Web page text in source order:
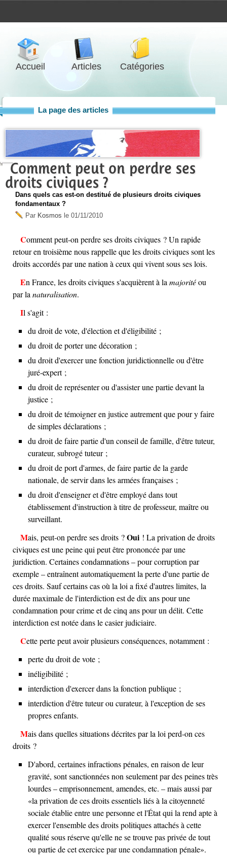
Accueil Articles Catégories
La page des articles
Comment peut on perdre ses
droits civiques ?
Dans quels cas est-on destitué de plusieurs droits civiques
fondamentaux ?
Par Kosmos le 01/11/2010
Comment peut-on perdre ses droits civiques ? Un rapide
retour en troisième nous rappelle que les droits civiques sont les
droits accordés par une nation à ceux qui vivent sous ses lois.
En France, les droits civiques s'acquièrent à la majoritéou
par la naturalisation.
Il s'agit :
du droit de vote, d'élection et d'éligibilité ;
du droit de porter une décoration ;
du droit d'exercer une fonction juridictionnelle ou d'être
juré-expert ;
du droit de représenter ou d'assister une partie devant la
justice ;
du droit de témoigner en justice autrement que pour y faire
de simples déclarations ;
du droit de faire partie d'un conseil de famille, d'être tuteur,
curateur, subrogé tuteur ;
du droit de port d'armes, de faire partie de la garde
nationale, de servir dans les armées françaises ;
du droit d'enseigner et d'être employé dans tout
établissement d'instruction à titre de professeur, maître ou
surveillant.
Mais, peut-on perdre ses droits ?Oui ! La privation de droits
civiques est une peine qui peut être prononcée par une
juridiction. Certaines condamnations – pour corruption par
exemple – entraînent automatiquement la perte d'une partie de
ces droits. Sauf certains cas où la loi a fixé d'autres limites, la
durée maximale de l'interdiction est de dix ans pour une
condamnation pour crime et de cinq ans pour un délit. Cette
interdiction est notée dans le casier judiciaire.
Cette perte peut avoir plusieurs conséquences, notamment :
perte du droit de vote ;
inéligibilité ;
interdiction d'exercer dans la fonction publique ;
interdiction d'être tuteur ou curateur, à l'exception de ses
propres enfants.
Mais dans quelles situations décrites par la loi perd-on ces
droits ?
D'abord, certaines infractions pénales, en raison de leur
gravité, sont sanctionnées non seulement par des peines très
lourdes – emprisonnement, amendes, etc. – mais aussi par
la privation de ces droits essentiels liés à la citoyenneté
sociale établie entre une personne et l'État qui la rend apte à
exercer l'ensemble des droits politiques attachés à cette
qualité sous réserve qu'elle ne se trouve pas privée de tout
ou partie de cet exercice par une condamnation pénale .